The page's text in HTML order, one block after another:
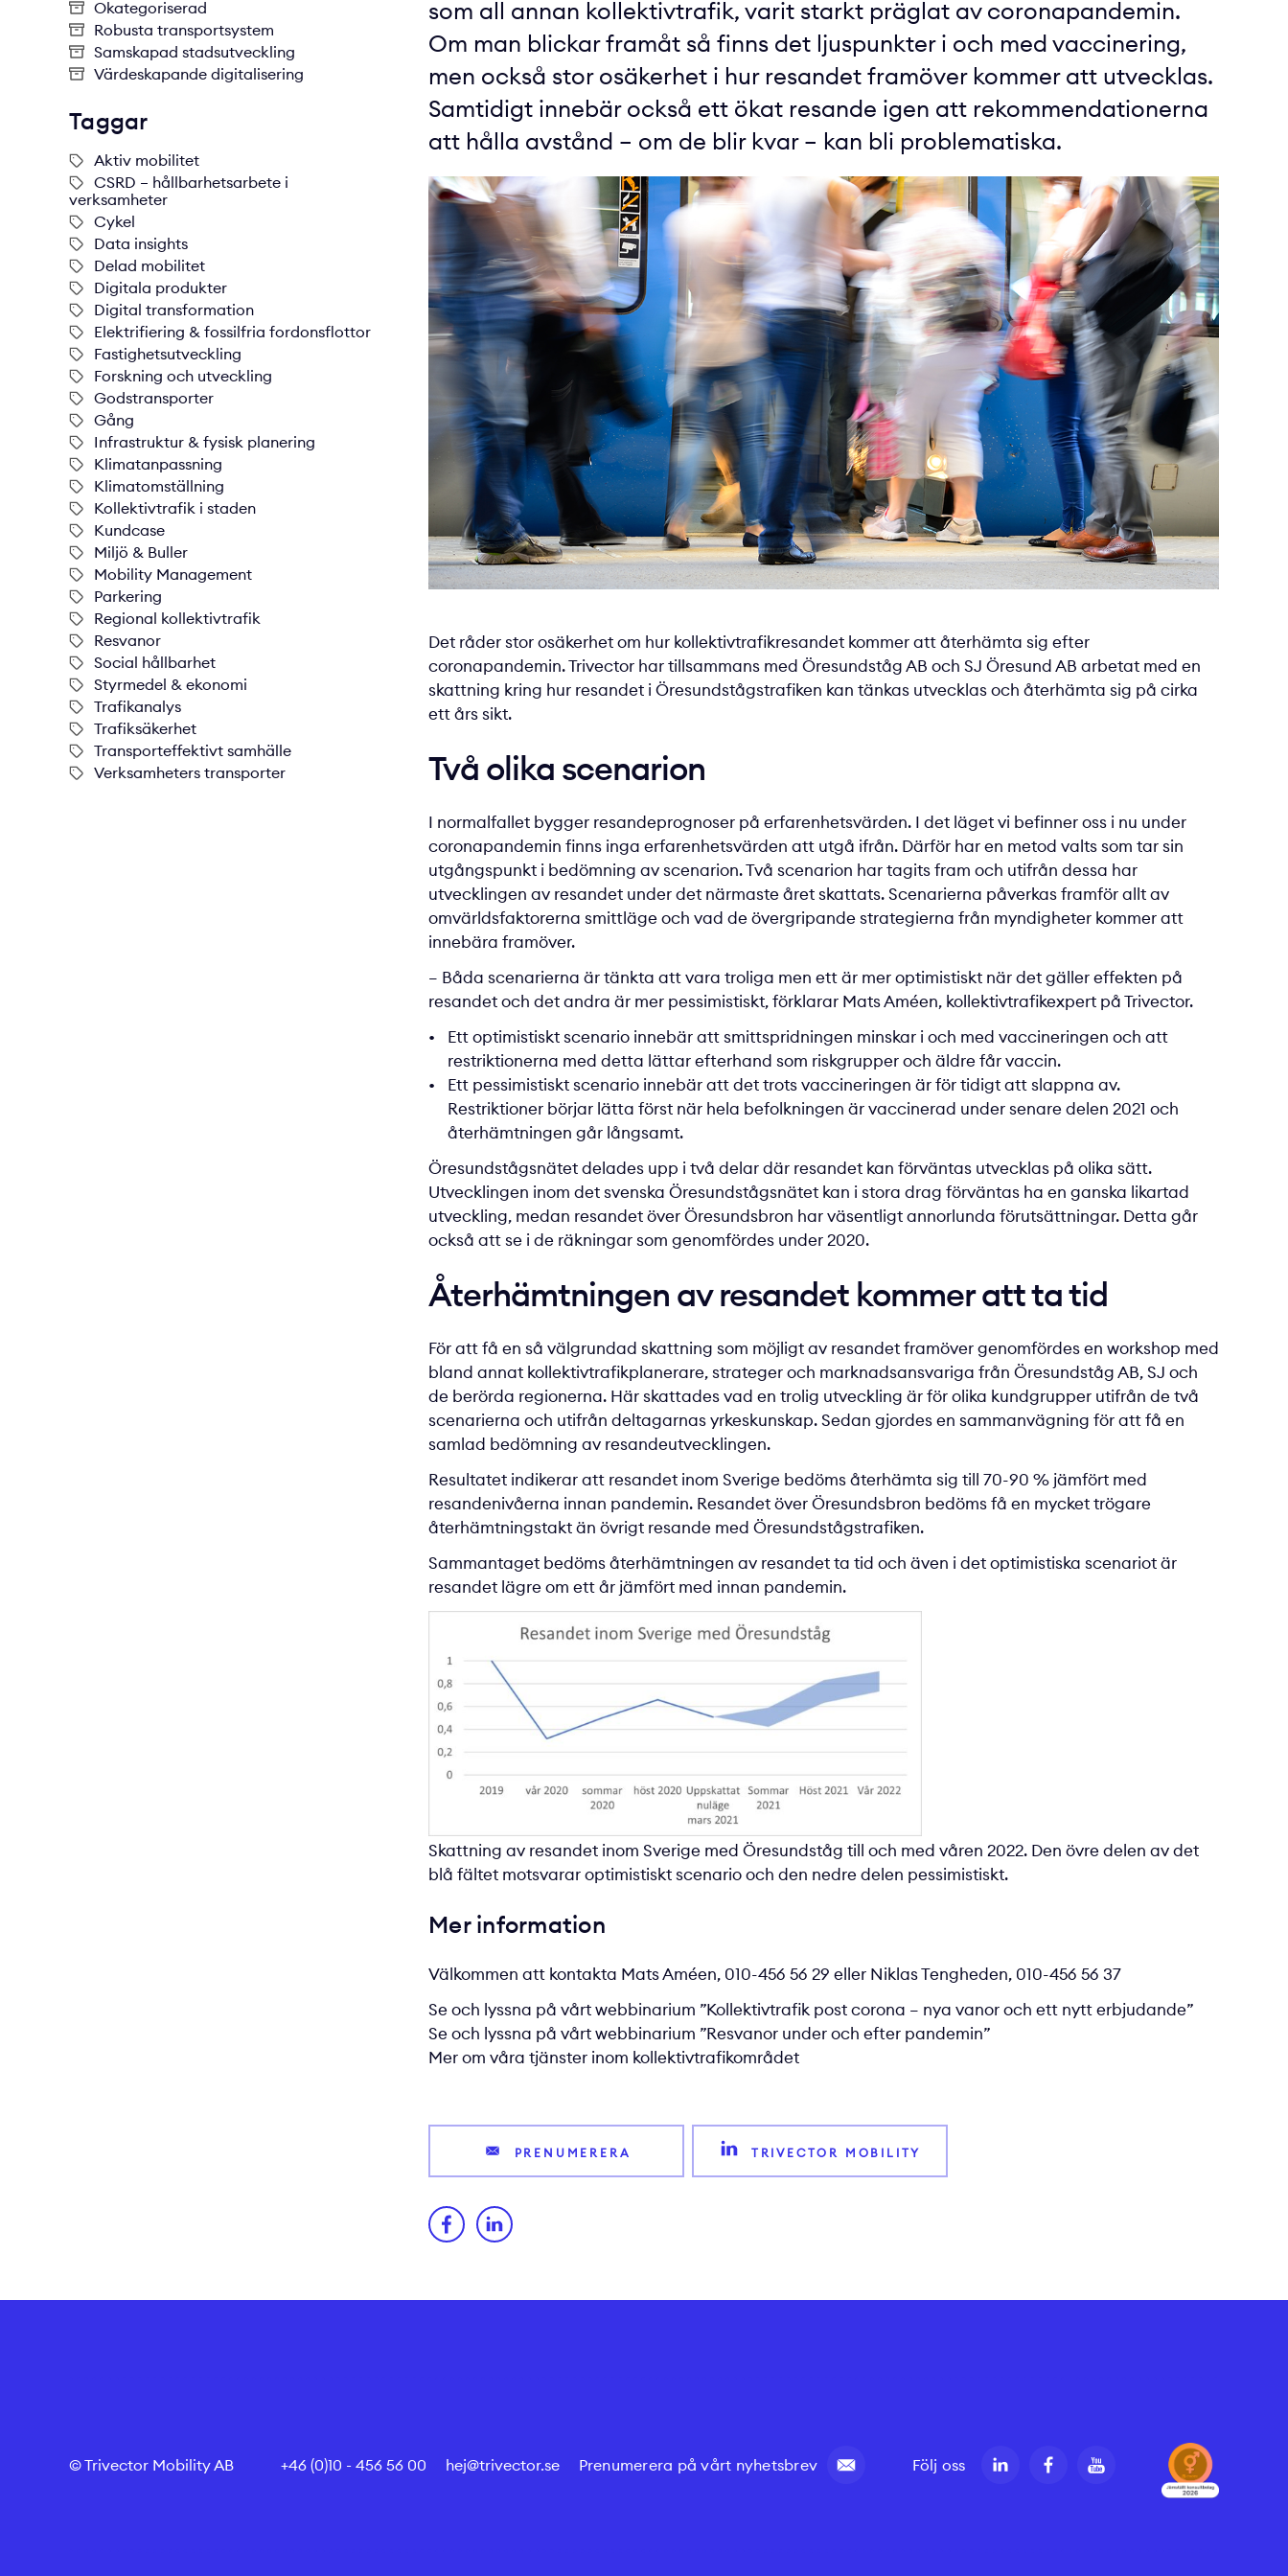
Okategoriserad
Robusta transportsystem
Samskapad stadsutveckling
Värdeskapande digitalisering
Taggar
Aktiv mobilitet
CSRD – hållbarhetsarbete i
verksamheter
Cykel
Data insights
Delad mobilitet
Digitala produkter
Digital transformation
Elektrifiering & fossilfria fordonsflottor
Fastighetsutveckling
Forskning och utveckling
Godstransporter
Gång
Infrastruktur & fysisk planering
Klimatanpassning
Klimatomställning
Kollektivtrafik i staden
Kundcase
Miljö & Buller
Mobility Management
Parkering
Regional kollektivtrafik
Resvanor
Social hållbarhet
Styrmedel & ekonomi
Trafikanalys
Trafiksäkerhet
Transporteffektivt samhälle
Verksamheters transporter
som all annan kollektivtrafik, varit starkt präglat av coronapandemin.
Om man blickar framåt så finns det ljuspunkter i och med vaccinering,
men också stor osäkerhet i hur resandet framöver kommer att utvecklas.
Samtidigt innebär också ett ökat resande igen att rekommendationerna
att hålla avstånd – om de blir kvar – kan bli problematiska.
Det råder stor osäkerhet om hur kollektivtrafikresandet kommer att återhämta sig efter
coronapandemin. Trivector har tillsammans med Öresundståg AB och SJ Öresund AB arbetat med en
skattning kring hur resandet i Öresundstågstrafiken kan tänkas utvecklas och återhämta sig på cirka
ett års sikt.
Två olika scenarion
I normalfallet bygger resandeprognoser på erfarenhetsvärden. I det läget vi befinner oss i nu under
coronapandemin finns inga erfarenhetsvärden att utgå ifrån. Därför har en metod valts som tar sin
utgångspunkt i bedömning av scenarion. Två scenarion har tagits fram och utifrån dessa har
utvecklingen av resandet under det närmaste året skattats. Scenarierna påverkas framför allt av
omvärldsfaktorerna smittläge och vad de övergripande strategierna från myndigheter kommer att
innebära framöver.
– Båda scenarierna är tänkta att vara troliga men ett är mer optimistiskt när det gäller effekten på
resandet och det andra är mer pessimistiskt, förklarar Mats Améen, kollektivtrafikexpert på Trivector.
Ett optimistiskt scenario innebär att smittspridningen minskar i och med vaccineringen och att
restriktionerna med detta lättar efterhand som riskgrupper och äldre får vaccin.
Ett pessimistiskt scenario innebär att det trots vaccineringen är för tidigt att slappna av.
Restriktioner börjar lätta först när hela befolkningen är vaccinerad under senare delen 2021 och
återhämtningen går långsamt.
Öresundstågsnätet delades upp i två delar där resandet kan förväntas utvecklas på olika sätt.
Utvecklingen inom det svenska Öresundstågsnätet kan i stora drag förväntas ha en ganska likartad
utveckling, medan resandet över Öresundsbron har väsentligt annorlunda förutsättningar. Detta går
också att se i de räkningar som genomfördes under 2020.
Återhämtningen av resandet kommer att ta tid
För att få en så välgrundad skattning som möjligt av resandet framöver genomfördes en workshop med
bland annat kollektivtrafikplanerare, strateger och marknadsansvariga från Öresundståg AB, SJ och
de berörda regionerna. Här skattades vad en trolig utveckling är för olika kundgrupper utifrån de två
scenarierna och utifrån deltagarnas yrkeskunskap. Sedan gjordes en sammanvägning för att få en
samlad bedömning av resandeutvecklingen.
Resultatet indikerar att resandet inom Sverige bedöms återhämta sig till 70-90 % jämfört med
resandenivåerna innan pandemin. Resandet över Öresundsbron bedöms få en mycket trögare
återhämtningstakt än övrigt resande med Öresundstågstrafiken.
Sammantaget bedöms återhämtningen av resandet ta tid och även i det optimistiska scenariot är
resandet lägre om ett år jämfört med innan pandemin.
Skattning av resandet inom Sverige med Öresundståg till och med våren 2022. Den övre delen av det
blå fältet motsvarar optimistiskt scenario och den nedre delen pessimistiskt.
Mer information
Välkommen att kontakta Mats Améen, 010-456 56 29 eller Niklas Tengheden, 010-456 56 37
Se och lyssna på vårt webbinarium ”Kollektivtrafik post corona – nya vanor och ett nytt erbjudande”
Se och lyssna på vårt webbinarium ”Resvanor under och efter pandemin”
Mer om våra tjänster inom kollektivtrafikområdet
PRENUMERERA TRIVECTOR MOBILITY
© Trivector Mobility AB +46 (0)10 - 456 56 00 hej@trivector.se Prenumerera på vårt nyhetsbrev Följ oss